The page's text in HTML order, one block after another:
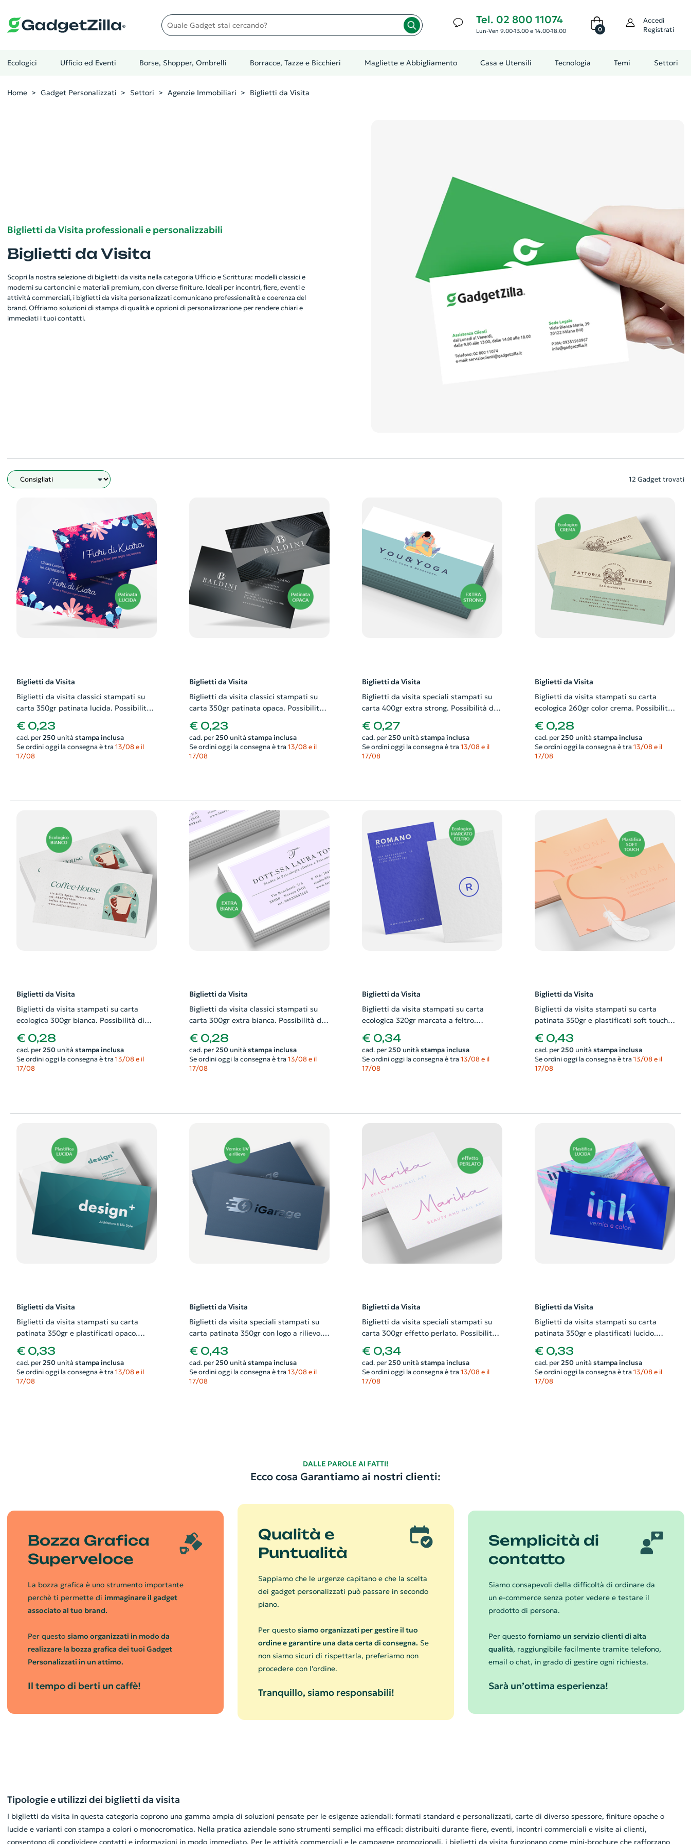
Quale gadget stai cercando? Tel. 02 800 11074
Lun-Ven 9.00-13.00 e 14.00-18.00 0
Accedi
Registrati
Ecologici Ufficio ed Eventi Borse, Shopper, Ombrelli Borracce, Tazze e Bicchieri Magliette e Abbigliamento Casa e Utensili Tecnologia Temi Settori
Home Gadget Personalizzati Settori Agenzie Immobiliari Biglietti da Visita
Biglietti da Visita professionali e personalizzabili
Biglietti da Visita
Scopri la nostra selezione di biglietti da visita nella categoria Ufficio e Scrittura: modelli classici e
moderni su cartoncini e materiali premium, con diverse finiture. Ideali per incontri, fiere, eventi e
attività commerciali, i biglietti da visita personalizzati comunicano professionalità e coerenza del
brand. Offriamo soluzioni di stampa di qualità e opzioni di personalizzazione per rendere chiari e
immediati i tuoi contatti.
Filtro 12 Gadget trovati
Biglietti da Visita
Biglietti da visita classici stampati su
carta 350gr patinata lucida. Possibilità
€ 0,23
cad. per 250unità stampa inclusa
Se ordini oggi la consegna è tra 13/08 e il
17/08
Biglietti da Visita
Biglietti da visita classici stampati su
carta 350gr patinata opaca. Possibilità
€ 0,23
cad. per 250unità stampa inclusa
Se ordini oggi la consegna è tra 13/08 e il
17/08
Biglietti da Visita
Biglietti da visita speciali stampati su
carta 400gr extra strong. Possibilità di
€ 0,27
cad. per 250unità stampa inclusa
Se ordini oggi la consegna è tra 13/08 e il
17/08
Biglietti da Visita
Biglietti da visita stampati su carta
ecologica 260gr color crema. Possibilità
€ 0,28
cad. per 250unità stampa inclusa
Se ordini oggi la consegna è tra 13/08 e il
17/08
Biglietti da Visita
Biglietti da visita stampati su carta
ecologica 300gr bianca. Possibilità di
richiedere anche il progetto grafico
€ 0,28
cad. per 250unità stampa inclusa
Se ordini oggi la consegna è tra 13/08 e il
17/08
Biglietti da Visita
Biglietti da visita classici stampati su
carta 300gr extra bianca. Possibilità di
richiedere anche il progetto grafico
€ 0,28
cad. per 250unità stampa inclusa
Se ordini oggi la consegna è tra 13/08 e il
17/08
Biglietti da Visita
Biglietti da visita stampati su carta
ecologica 320gr marcata a feltro.
Possibilità di richiedere anche il
progetto grafico
€ 0,34
cad. per 250unità stampa inclusa
Se ordini oggi la consegna è tra 13/08 e il
17/08
Biglietti da Visita
Biglietti da visita stampati su carta
patinata 350gr e plastificati soft touch.
Possibilità di richiedere anche il
progetto grafico
€ 0,43
cad. per 250unità stampa inclusa
Se ordini oggi la consegna è tra 13/08 e il
17/08
Biglietti da Visita
Biglietti da visita stampati su carta
patinata 350gr e plastificati opaco.
Possibilità di richiedere anche il
progetto grafico
€ 0,33
cad. per 250unità stampa inclusa
Se ordini oggi la consegna è tra 13/08 e il
17/08
Biglietti da Visita
Biglietti da visita speciali stampati su
carta patinata 350gr con logo a rilievo.
Possibilità di richiedere anche il
progetto grafico
€ 0,43
cad. per 250unità stampa inclusa
Se ordini oggi la consegna è tra 13/08 e il
17/08
Biglietti da Visita
Biglietti da visita speciali stampati su
carta 300gr effetto perlato. Possibilità
di richiedere anche il progetto grafico
€ 0,34
cad. per 250unità stampa inclusa
Se ordini oggi la consegna è tra 13/08 e il
17/08
Biglietti da Visita
Biglietti da visita stampati su carta
patinata 350gr e plastificati lucido.
Possibilità di richiedere anche il
progetto grafico
€ 0,33
cad. per 250unità stampa inclusa
Se ordini oggi la consegna è tra 13/08 e il
17/08
DALLE PAROLE AI FATTI!
Ecco cosa Garantiamo ai nostri clienti:
Bozza Grafica
Superveloce
La bozza grafica è uno strumento importante
perchè ti permette di immaginare il gadget
associato al tuo brand.
Per questo siamo organizzati in modo da
realizzare la bozza grafica dei tuoi Gadget
Personalizzati in un attimo.
Il tempo di berti un caffè!
Qualità e
Puntualità
Sappiamo che le urgenze capitano e che la scelta
dei gadget personalizzati può passare in secondo
piano.
Per questo siamo organizzati per gestire il tuo
ordine e garantire una data certa di consegna. Se
non siamo sicuri di rispettarla, preferiamo non
procedere con l'ordine.
Tranquillo, siamo responsabili!
Semplicità di
contatto
Siamo consapevoli della difficoltà di ordinare da
un e-commerce senza poter vedere e testare il
prodotto di persona.
Per questo forniamo un servizio clienti di alta
qualità, raggiungibile facilmente tramite telefono,
email o chat, in grado di gestire ogni richiesta.
Sarà un’ottima esperienza!
Tipologie e utilizzi dei biglietti da visita
I biglietti da visita in questa categoria coprono una gamma ampia di soluzioni pensate per le esigenze aziendali: formati standard e personalizzati, carte di diverso spessore, finiture opache o
lucide e varianti con stampa a colori o monocromatica. Nella pratica aziendale sono strumenti semplici ma efficaci: distribuiti durante fiere, eventi, incontri commerciali e visite ai clienti,
consentono di condividere contatti e informazioni in modo immediato. Per le attività commerciali e le campagne promozionali, i biglietti da visita funzionano come mini-brochure che rafforzano